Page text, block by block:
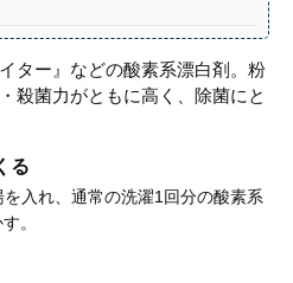
ター』などの酸素系漂白剤。粉
殺菌力がともに高く、除菌にと
る
入れ、通常の洗濯1回分の酸素系
。